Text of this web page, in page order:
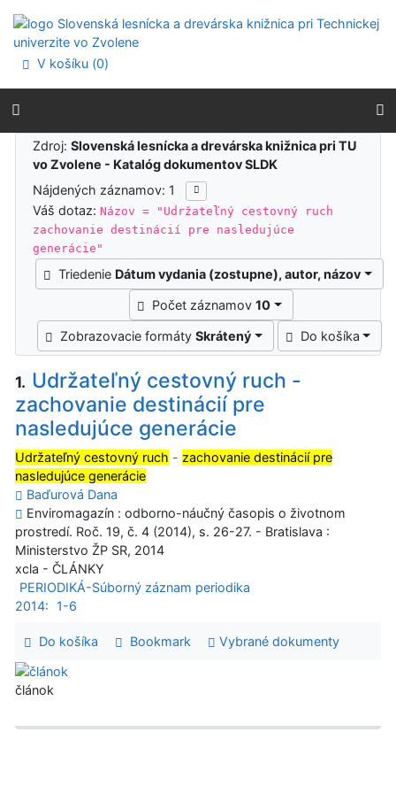
Prejsť na menu
Prehlásenie o webovej prístupnosti
V košíku (0)
Výsledky vyhľadávania
Zdroj:Slovenská lesnícka a drevárska knižnica pri TU
vo Zvolene - Katalóg dokumentov SLDK
Nájdených záznamov: 1
Váš dotaz:Názov = "Udržateľný cestovný ruch
zachovanie destinácií pre nasledujúce
generácie"
Triedenie Dátum vydania (zostupne), autor, názov
Počet záznamov10
Zobrazovacie formátySkrátený Do košíka
1. Udržateľný cestovný ruch -
zachovanie destinácií pre
nasledujúce generácie
Udržateľný cestovný ruch - zachovanie destinácií pre
nasledujúce generácie
Baďurová Dana
Enviromagazín : odborno-náučný časopis o životnom
prostredí. Roč. 19, č. 4 (2014), s. 26-27. - Bratislava :
Ministerstvo ŽP SR, 2014
xcla - ČLÁNKY
PERIODIKÁ-Súborný záznam periodika
2014:
1-6
Do košíka Bookmark Vybrané dokumenty
článok